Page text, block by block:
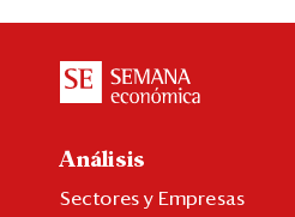
Análisis
Sectores y Empresas